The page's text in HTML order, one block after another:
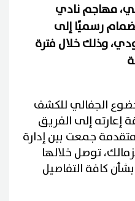
مهاجم نادي
رسميًا إلى
وذلك خلال فترة
الجفالي للكشف
إعارته إلى الفريق
جمعت بين إدارة
توصل خلالها
كافة التفاصيل